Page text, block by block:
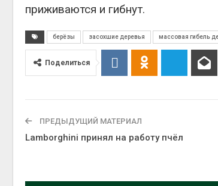
приживаются и гибнут.
берёзы засохшие деревья массовая гибель
Поделиться
ПРЕДЫДУЩИЙ МАТЕРИАЛ
Lamborghini принял на работу пчёл